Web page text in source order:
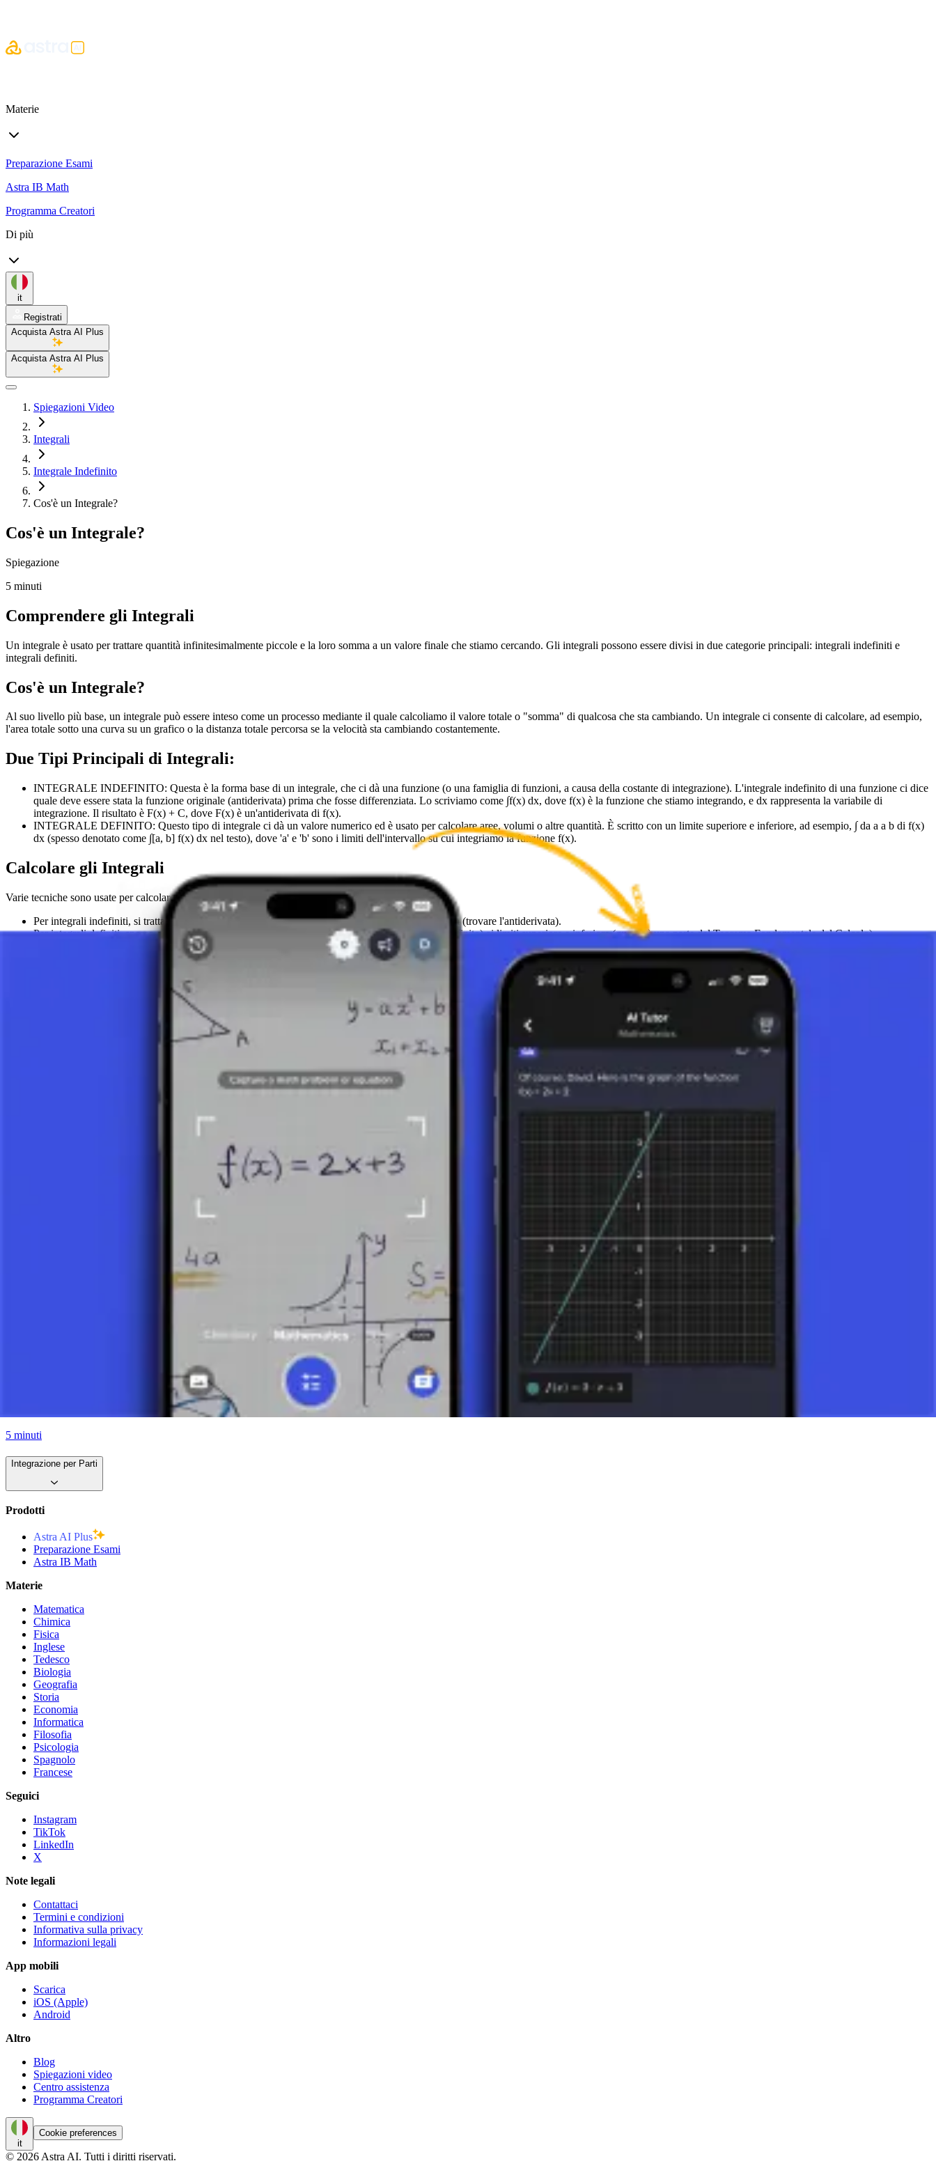
Materie
Preparazione Esami
Astra IB Math
Programma Creatori
Di più
it
Registrati
Acquista Astra AI Plus
Acquista Astra AI Plus
Spiegazioni Video
Integrali
Integrale Indefinito
Cos'è un Integrale?
Cos'è un Integrale?
Spiegazione
5 minuti
Comprendere gli Integrali
Un integrale è usato per trattare quantità infinitesimalmente piccole e la loro somma a un valore finale che stiamo cercando. Gli integrali possono essere divisi in due categorie principali: integrali indefiniti e
integrali definiti.
Cos'è un Integrale?
Al suo livello più base, un integrale può essere inteso come un processo mediante il quale calcoliamo il valore totale o "somma" di qualcosa che sta cambiando. Un integrale ci consente di calcolare, ad esempio,
l'area totale sotto una curva su un grafico o la distanza totale percorsa se la velocità sta cambiando costantemente.
Due Tipi Principali di Integrali:
INTEGRALE INDEFINITO: Questa è la forma base di un integrale, che ci dà una funzione (o una famiglia di funzioni, a causa della costante di integrazione). L'integrale indefinito di una funzione ci dice
quale deve essere stata la funzione originale (antiderivata) prima che fosse differenziata. Lo scriviamo come ∫f(x) dx, dove f(x) è la funzione che stiamo integrando, e dx rappresenta la variabile di
integrazione. Il risultato è F(x) + C, dove F(x) è un'antiderivata di f(x).
INTEGRALE DEFINITO: Questo tipo di integrale ci dà un valore numerico ed è usato per calcolare aree, volumi o altre quantità. È scritto con un limite superiore e inferiore, ad esempio, ∫ da a a b di f(x)
dx (spesso denotato come ∫[a, b] f(x) dx nel testo), dove 'a' e 'b' sono i limiti dell'intervallo su cui integriamo la funzione f(x).
Calcolare gli Integrali
Varie tecniche sono usate per calcolare gli integrali.
Per integrali indefiniti, si tratta di trovare una funzione la cui derivata è uguale all'espressione data (trovare l'antiderivata).
Per integrali definiti, spesso calcoliamo la differenza tra i valori di un'antiderivata (l'integrale indefinito) ai limiti superiore e inferiore (questa è una parte del Teorema Fondamentale del Calcolo).
Applicazione degli Integrali
Immagina di voler calcolare la distanza totale che un'auto percorre se la sua velocità sta cambiando costantemente. Se la velocità dell'auto in un dato momento è rappresentata da una funzione, possiamo usare un
integrale per calcolare la distanza totale percorsa in un periodo di tempo specifico. (Specificamente, integrare la funzione velocità rispetto al tempo dà lo spostamento).
nell'ingegneria, poiché ci aiutano a risolvere vari problemi, dalla fisica all'informatica. Comprendere gli integrali apre le porte a una migliore comprensione della matematica e al miglioramento delle tecnologie che
Formula Generale per l'Integrale (Concetto di Integrazione)
Integrazione per Introduzione di una Nuova Variabile 1 (Metodo di Sostituzione)
5 minuti
Integrazione per Parti
Prodotti
Astra AI Plus
Preparazione Esami
Astra IB Math
Materie
Matematica
Chimica
Fisica
Inglese
Tedesco
Biologia
Geografia
Storia
Economia
Informatica
Filosofia
Psicologia
Spagnolo
Francese
Seguici
Instagram
TikTok
LinkedIn
X
Note legali
Contattaci
Termini e condizioni
Informativa sulla privacy
Informazioni legali
App mobili
Scarica
iOS (Apple)
Android
Altro
Blog
Spiegazioni video
Centro assistenza
Programma Creatori
it
Cookie preferences
© 2026 Astra AI. Tutti i diritti riservati.